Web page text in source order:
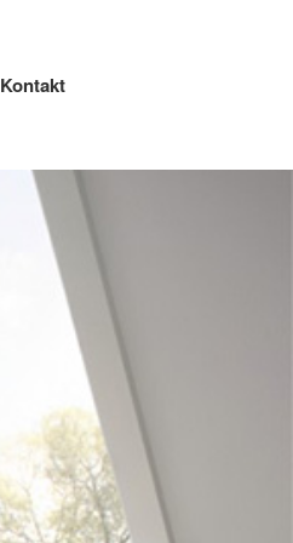
Leistungen
VELUX Dachfenster-
Konfigurator
Kontakt
Kontakt